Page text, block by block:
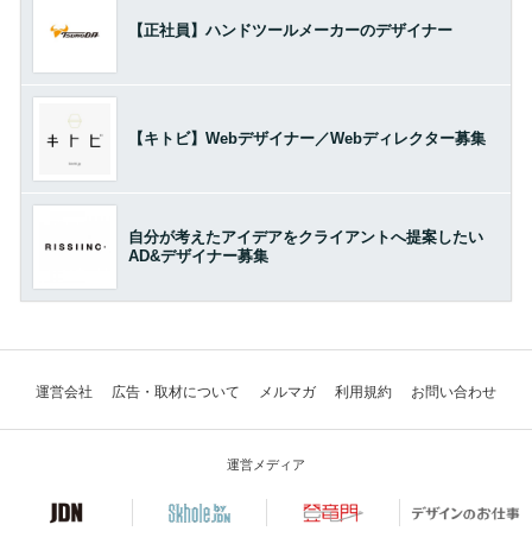
【正社員】ハンドツールメーカーのデザイナー
【キトビ】Webデザイナー／Webディレクター募集
自分が考えたアイデアをクライアントへ提案したい
AD&デザイナー募集
運営会社 広告・取材について メルマガ 利用規約 お問い合わせ
運営メディア